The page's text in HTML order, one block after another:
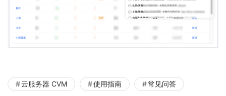
云服务器 CVM 使用指南 常见问答